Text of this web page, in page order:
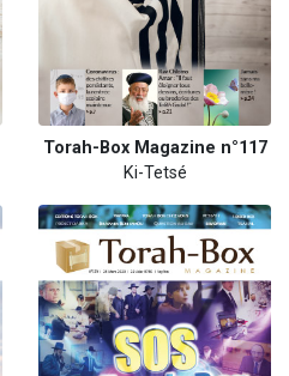
Torah-Box Magazine n°117
Ki-Tetsé